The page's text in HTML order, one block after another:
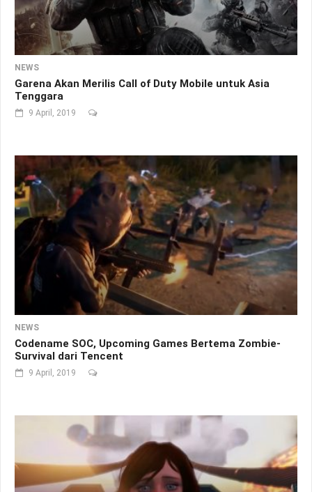
NEWS
Garena Akan Merilis Call of Duty Mobile untuk Asia
Tenggara
9 April, 2019
NEWS
Codename SOC, Upcoming Games Bertema Zombie-
Survival dari Tencent
9 April, 2019